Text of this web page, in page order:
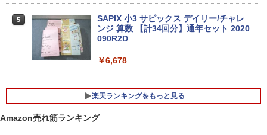
【展示品】 Microsoft マイクロソフト S
urface Pro 第11世代 13.0インチ / Snap
dragon X Plus/ メモリ 16GB / SSD 512
GB / 顔認証/ タッチパネル/ NPU搭載/ キ
サファイア
5
Microsoft｜マイクロソフト ノートパソ
レイ(23.8型/ADS/FullHD 1920×1080/10
0Hz/5ms/HDMI/DP/USB Type-C/VESA/5
年保証・無輝点保証)(ホワイト) LCD-C2
42SDW
￥25,977
5
Philips｜フィリップス 液晶ディスプレ
イ(23.8型/IPS/WQHD 2560×1440/75Hz/1
ms)(ブラック) 24E1N5600E/11
5
SAPIX 小3 サピックス デイリー/チャレ
ンジ 算数 【計34回分】通年セット 2020
090R2D
￥6,678
楽天ランキングをもっと見る
Amazon売れ筋ランキング